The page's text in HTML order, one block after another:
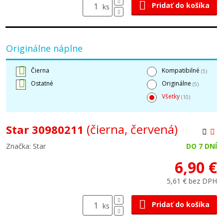
ks Pridať do košíka
Originálne náplne
Čierna
Ostatné
Kompatibilné (5)
Originálne (5)
Všetky (10)
Star 30980211 (čierna, červená)
Značka: Star DO 7 DNÍ
6,90 €
5,61 € bez DPH
ks Pridať do košíka